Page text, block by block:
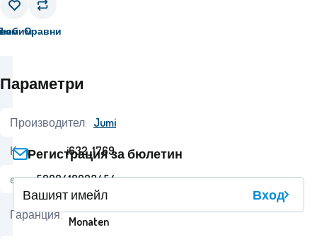
Сравни
Параметри
Производител: Jumi
Код:
i632_1769
ean: 5900410923454
Гаранция: Monaten
Регистрация за бюлетин
Вход